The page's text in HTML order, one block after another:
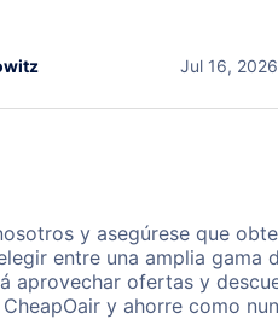
found alternative flight
the excellent support andJul 16, 2026
y asegúrese que
entre una amplia gama
ofertas y
y ahorre como